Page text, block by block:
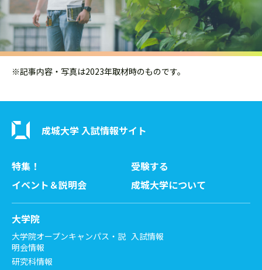
※記事内容・写真は2023年取材時のものです。
成城大学 入試情報サイト
特集！
受験する
イベント＆説明会
成城大学について
大学院
大学院オープンキャンパス・説
明会情報
入試情報
研究科情報